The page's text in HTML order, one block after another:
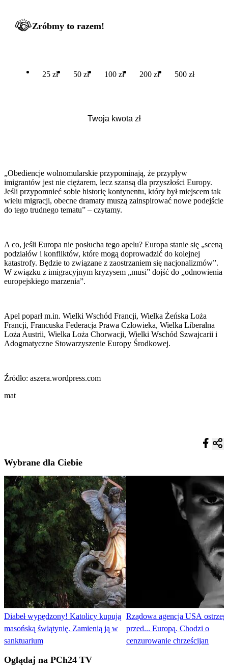
Zróbmy to razem!
25 zł 50 zł 100 zł 200 zł 500 zł
„Obediencje wolnomularskie przypominają, że przypływ
imigrantów jest nie ciężarem, lecz szansą dla przyszłości Europy.
Jeśli przypomnieć sobie historię kontynentu, który był miejscem tak
wielu migracji, obecne dramaty muszą zainspirować nowe podejście
do tego trudnego tematu” – czytamy.
A co, jeśli Europa nie posłucha tego apelu? Europa stanie się „sceną
podziałów i konfliktów, które mogą doprowadzić do kolejnej
katastrofy. Będzie to związane z zaostrzaniem się nacjonalizmów”.
W związku z imigracyjnym kryzysem „musi” dojść do „odnowienia
europejskiego marzenia”.
Apel poparł m.in. Wielki Wschód Francji, Wielka Żeńska Loża
Francji, Francuska Federacja Prawa Człowieka, Wielka Liberalna
Loża Austrii, Wielka Loża Chorwacji, Wielki Wschód Szwajcarii i
Adogmatyczne Stowarzyszenie Europy Środkowej.
Źródło: aszera.wordpress.com
mat
Wybrane dla Ciebie
Diabeł wypędzony! Katolicy kupują
masońską świątynię. Zamienią ją w
sanktuarium
Rządowa agencja USA
przed... Europą. Chodzi o
cenzurowanie chrześcijan
Oglądaj na PCh24 TV